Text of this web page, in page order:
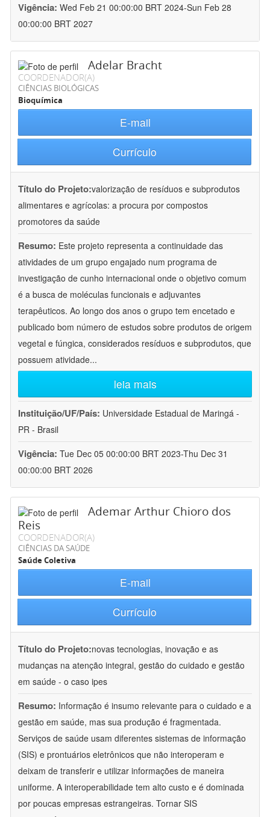
Vigência: Wed Feb 21 00:00:00 BRT 2024-Sun Feb 28
00:00:00 BRT 2027
Adelar Bracht
COORDENADOR(A)
CIÊNCIAS BIOLÓGICAS
Bioquímica
E-mail
Currículo
Título do Projeto:valorização de resíduos e subprodutos
alimentares e agrícolas: a procura por compostos
promotores da saúde
Resumo: Este projeto representa a continuidade das
atividades de um grupo engajado num programa de
investigação de cunho internacional onde o objetivo comum
é a busca de moléculas funcionais e adjuvantes
terapêuticos. Ao longo dos anos o grupo tem encetado e
publicado bom número de estudos sobre produtos de origem
vegetal e fúngica, considerados resíduos e subprodutos, que
possuem atividade...
leia mais
Instituição/UF/País: Universidade Estadual de Maringá -
PR - Brasil
Vigência: Tue Dec 05 00:00:00 BRT 2023-Thu Dec 31
00:00:00 BRT 2026
Ademar Arthur Chioro dos
Reis
COORDENADOR(A)
CIÊNCIAS DA SAÚDE
Saúde Coletiva
E-mail
Currículo
Título do Projeto:novas tecnologias, inovação e as
mudanças na atenção integral, gestão do cuidado e gestão
em saúde - o caso ipes
Resumo: Informação é insumo relevante para o cuidado e a
gestão em saúde, mas sua produção é fragmentada.
Serviços de saúde usam diferentes sistemas de informação
(SIS) e prontuários eletrônicos que não interoperam e
deixam de transferir e utilizar informações de maneira
uniforme. A interoperabilidade tem alto custo e é dominada
por poucas empresas estrangeiras. Tornar SIS